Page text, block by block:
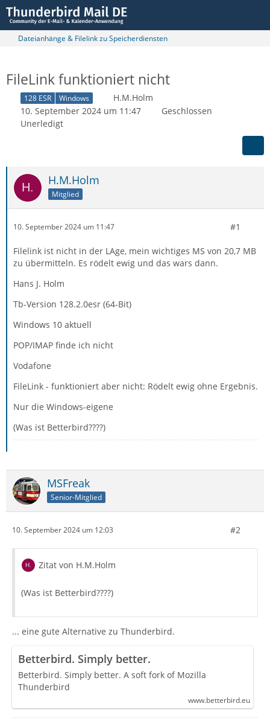
Dateianhänge & Filelink zu Speicherdiensten
FileLink funktioniert nicht
128 ESR Windows
H.M.Holm
10. September 2024 um 11:47
Geschlossen
Unerledigt
H.M.Holm
Mitglied
10. September 2024 um 11:47 #1
Filelink ist nicht in der LAge, mein wichtiges MS von 20,7 MB
zu übermitteln. Es rödelt ewig und das wars dann.
Hans J. Holm
Tb-Version 128.2.0esr (64-Bit)
Windows 10 aktuell
POP/IMAP finde ich nicht
Vodafone
FileLink - funktioniert aber nicht: Rödelt ewig ohne Ergebnis.
Nur die Windows-eigene
(Was ist Betterbird????)
MSFreak
Senior-Mitglied
10. September 2024 um 12:03 #2
Zitat von H.M.Holm
(Was ist Betterbird????)
... eine gute Alternative zu Thunderbird.
Betterbird. Simply better.
Betterbird. Simply better. A soft fork of Mozilla
Thunderbird
www.betterbird.eu